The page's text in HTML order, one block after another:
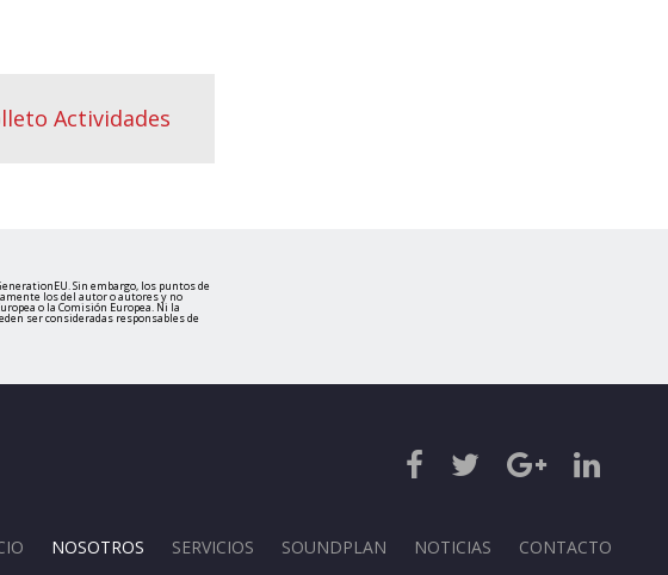
Actividades
Sin embargo, los puntos de
los del autor o autores y no
o la Comisión Europea. Ni la
ser consideradas responsables de
NOSOTROS SERVICIOS SOUNDPLAN NOTICIAS CONTACTO